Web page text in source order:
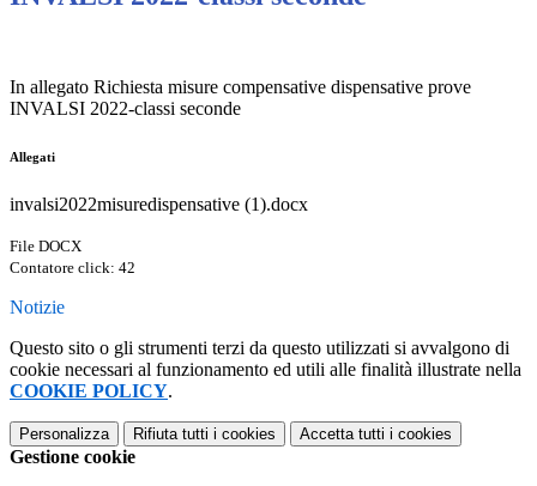
In allegato Richiesta misure compensative dispensative prove
INVALSI 2022-classi seconde
Allegati
invalsi2022misuredispensative (1).docx
File DOCX
Contatore click: 42
Notizie
Questo sito o gli strumenti terzi da questo utilizzati si avvalgono di
cookie necessari al funzionamento ed utili alle finalità illustrate nella
COOKIE POLICY.
Personalizza Rifiuta tutti i cookies Accetta tutti i cookies
Gestione cookie